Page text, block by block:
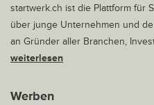
startwerk.ch ist die Plattform für
über junge Unternehmen und
an Gründer aller Branchen,
weiterlesen
Werben